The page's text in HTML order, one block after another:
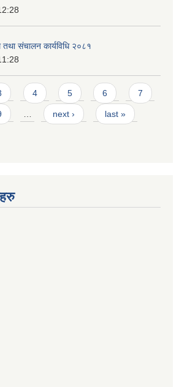
संचालन कार्यविधि २०८१
4 5 6 7
next › last »